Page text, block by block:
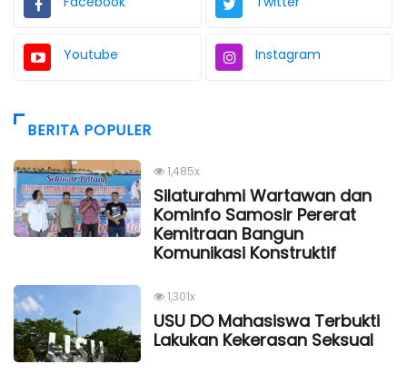
Youtube Instagram
BERITA POPULER
1,485x
Silaturahmi Wartawan dan
Kominfo Samosir Pererat
Kemitraan Bangun
Komunikasi Konstruktif
1,301x
USU DO Mahasiswa Terbukti
Lakukan Kekerasan Seksual